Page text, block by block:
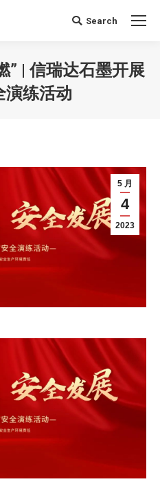
Search:
Search
” | 信瑞达石墨开展
演练活动
5 月
4
2023